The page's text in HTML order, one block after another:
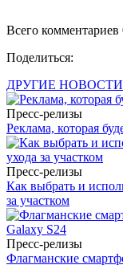
Всего комментариев
Поделиться:
ДРУГИЕ НОВОСТИ
Пресс-релизы
Реклама, которая
Пресс-релизы
Как выбрать и
за участком
Пресс-релизы
Флагманские